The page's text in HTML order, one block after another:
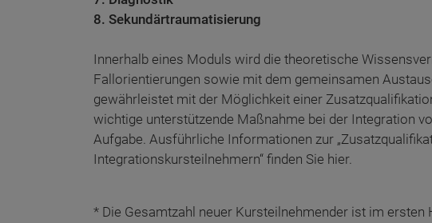
8. Sekundärtraumatisierung
Innerhalb eines Moduls wird die theoretische
Fallorientierungen sowie mit dem gemeinsamen
gewährleistet mit der Möglichkeit einer
wichtige unterstützende Maßnahme bei der Integration
Aufgabe. Ausführliche Informationen zur
Integrationskursteilnehmern“ finden Sie hier.
* Die Gesamtzahl neuer Kursteilnehmender ist im ersten